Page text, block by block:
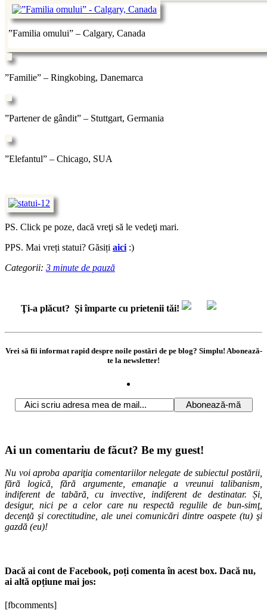
”Familia omului” – Calgary, Canada
”Familie” – Ringkobing, Danemarca
”Partener de gândit” – Stuttgart, Germania
”Elefantul” – Chicago, SUA
PS. Click pe poze, dacă vreţi să le vedeţi mari.
PPS. Mai vreți statui? Găsiți aici :)
Categorii: 3 minute de pauză
Ţi-a plăcut? Şi împarte cu prietenii tăi!
Vrei să fii informat rapid despre noile postări de pe blog? Simplu! Abonează-
te la newsletter!
Ai un comentariu de făcut? Be my guest!
Nu voi aproba apariţia comentariilor nelegate de subiectul postării,
fără logică, fără argumente, emanaţie a vreunui talibanism,
indiferent de tabără, cu invective, indiferent de destinatar. Și,
desigur, nici pe a celor care nu respectă regulile de bun-simţ,
decenţă şi corectitudine, ale unei comunicări dintre oaspete (tu) şi
gazdă (eu)!
Dacă ai cont de Facebook, poți comenta în acest box. Dacă nu,
ai altă opțiune mai jos:
[fbcomments]